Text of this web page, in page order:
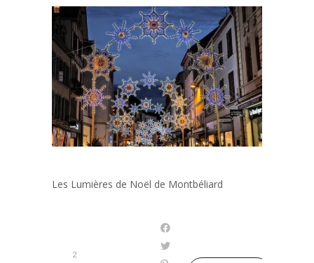
Les Lumières de Noël de Montbéliard
2